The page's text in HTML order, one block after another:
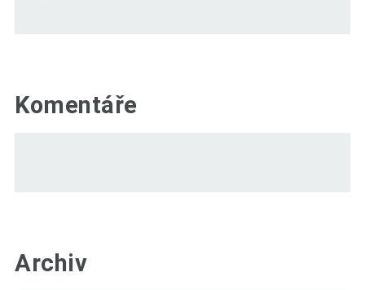
Komentáře
Archiv